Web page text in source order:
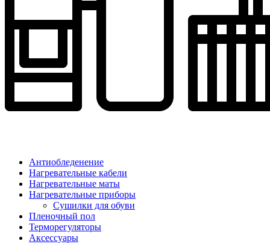
Антиобледенение
Нагревательные кабели
Нагревательные маты
Нагревательные приборы
Сушилки для обуви
Пленочный пол
Терморегуляторы
Аксессуары